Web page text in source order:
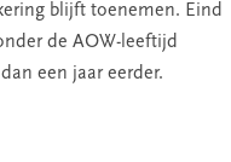
blijft toenemen. Eind
de AOW-leeftijd
een jaar eerder.